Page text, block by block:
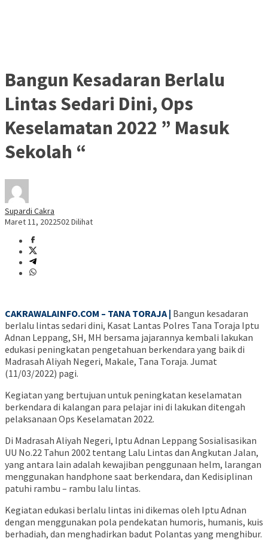
Bangun Kesadaran Berlalu
Lintas Sedari Dini, Ops
Keselamatan 2022 ” Masuk
Sekolah “
Supardi Cakra
Maret 11, 2022502 Dilihat
CAKRAWALAINFO.COM – TANA TORAJA | Bangun kesadaran
berlalu lintas sedari dini, Kasat Lantas Polres Tana Toraja Iptu
Adnan Leppang, SH, MH bersama jajarannya kembali lakukan
edukasi peningkatan pengetahuan berkendara yang baik di
Madrasah Aliyah Negeri, Makale, Tana Toraja. Jumat
(11/03/2022) pagi.
Kegiatan yang bertujuan untuk peningkatan keselamatan
berkendara di kalangan para pelajar ini di lakukan ditengah
pelaksanaan Ops Keselamatan 2022.
Di Madrasah Aliyah Negeri, Iptu Adnan Leppang Sosialisasikan
UU No.22 Tahun 2002 tentang Lalu Lintas dan Angkutan Jalan,
yang antara lain adalah kewajiban penggunaan helm, larangan
menggunakan handphone saat berkendara, dan Kedisiplinan
patuhi rambu – rambu lalu lintas.
Kegiatan edukasi berlalu lintas ini dikemas oleh Iptu Adnan
dengan menggunakan pola pendekatan humoris, humanis, kuis
berhadiah, dan menghadirkan badut Polantas yang menghibur.